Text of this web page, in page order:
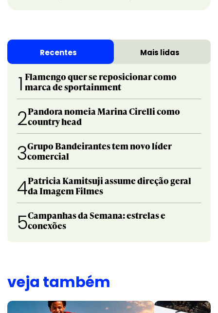
Recentes Mais lidas
1 Flamengo quer se reposicionar como
marca de sportainment
2Pandora nomeia Marina Cirelli como
country head
3Grupo Bandeirantes tem novo líder
comercial
4Patricia Kamitsuji assume direção geral
da Imagem Filmes
5Campanhas da Semana: estrelas e
conexões
veja também